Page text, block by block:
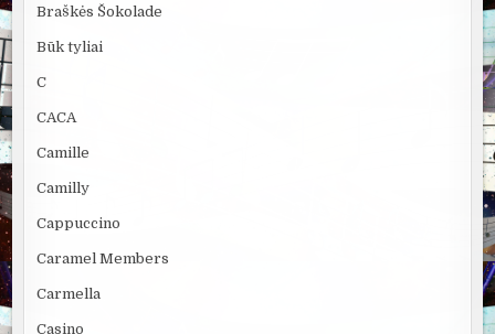
Braškės Šokolade
Būk tyliai
C
CACA
Camille
Camilly
Cappuccino
Caramel Members
Carmella
Casino